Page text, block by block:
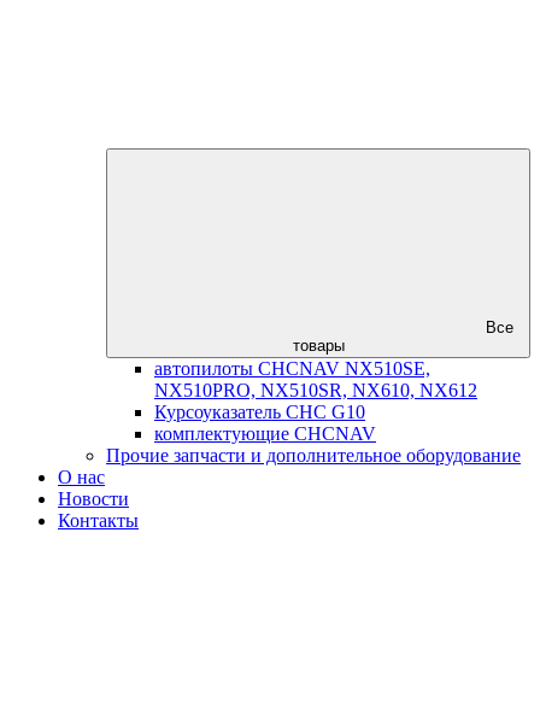
Все
товары
автопилоты CHCNAV NX510SE,
NX510PRO, NX510SR, NX610, NX612
Курсоуказатель CHC G10
комплектующие CHCNAV
Прочие запчасти и дополнительное оборудование
О нас
Новости
Контакты